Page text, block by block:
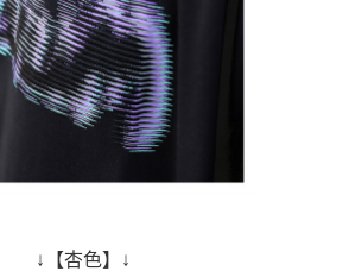
↓【杏色】↓